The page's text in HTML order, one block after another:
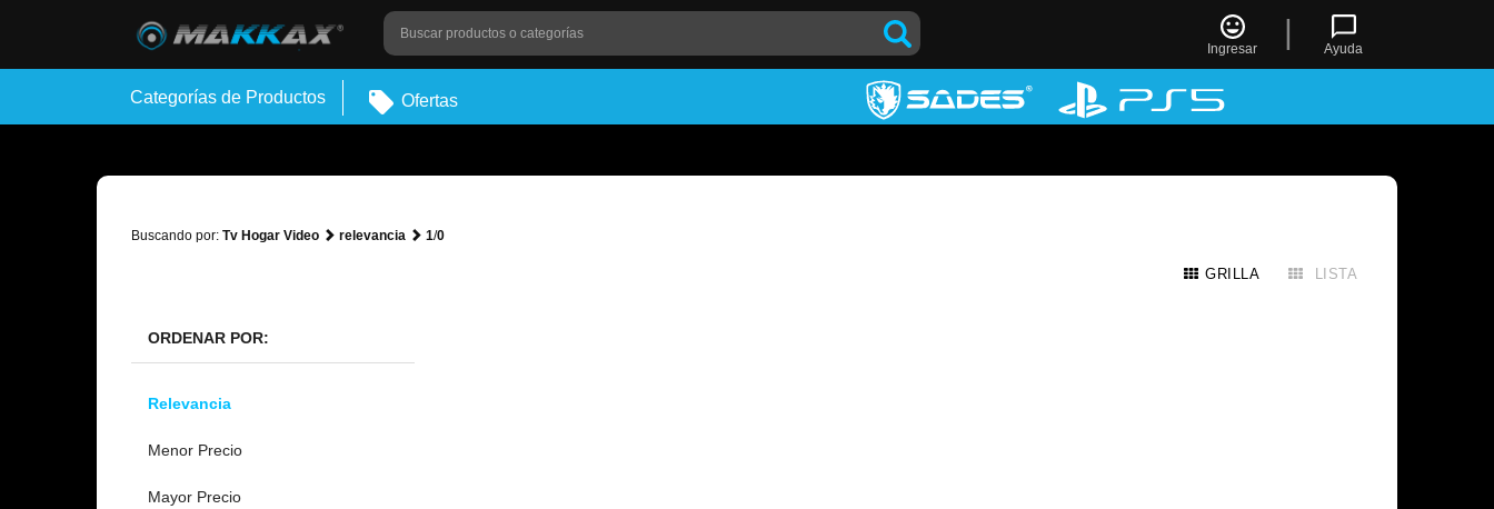
Ingresar | Ayuda
Categorías de Productos Ofertas
Buscando por: Tv Hogar Video relevancia 1/0
GRILLA LISTA
ORDENAR POR:
Relevancia
Menor Precio
Mayor Precio